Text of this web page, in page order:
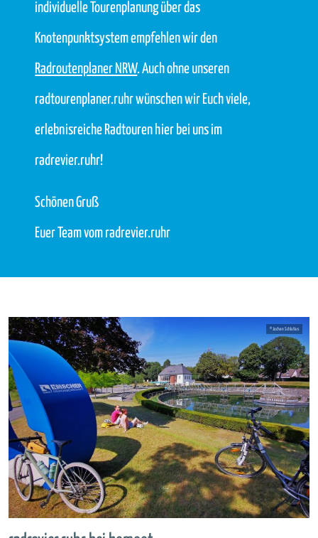
individuelle Tourenplanung über das
Knotenpunktsystem empfehlen wir den
Radroutenplaner NRW. Auch ohne unseren
radtourenplaner.ruhr wünschen wir Euch viele,
erlebnisreiche Radtouren hier bei uns im
radrevier.ruhr!
Schönen Gruß
Euer Team vom radrevier.ruhr